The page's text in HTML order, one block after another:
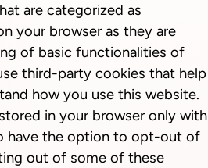
are categorized as
your browser as they are
of basic functionalities of
third-party cookies that help
how you use this website.
in your browser only with
have the option to opt-out of
out of some of these